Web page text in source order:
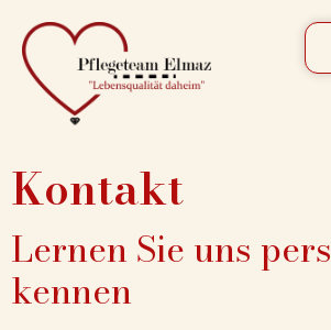
Kontakt
Lernen Sie uns
kennen